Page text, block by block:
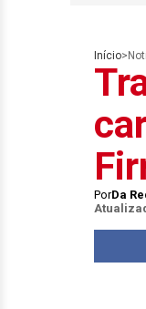
Início>
PorDa